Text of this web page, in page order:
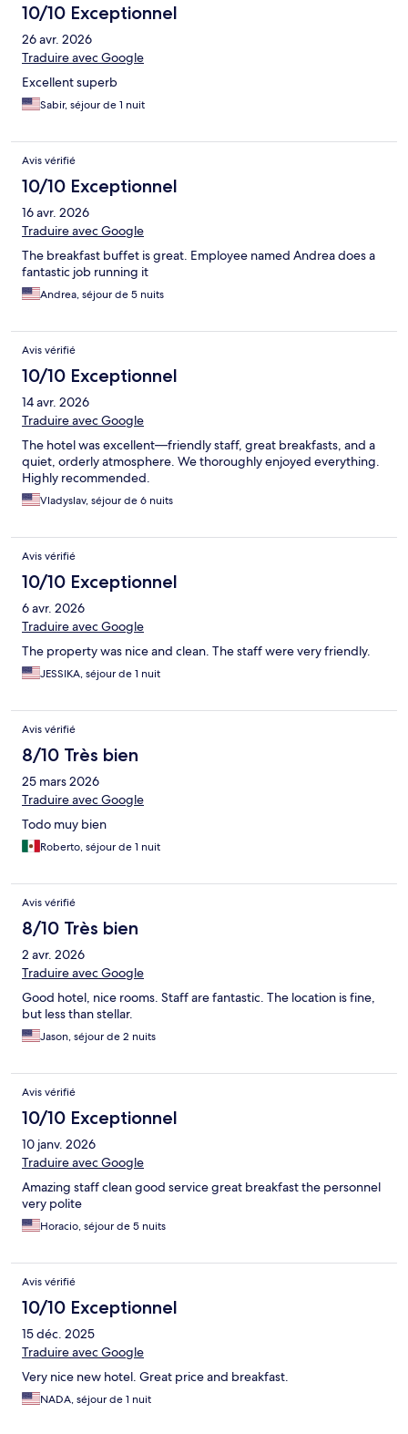
10/10 Exceptionnel
26 avr. 2026
Traduire avec Google
Excellent superb
Sabir, séjour de 1 nuit
Avis vérifié
10/10 Exceptionnel
16 avr. 2026
Traduire avec Google
The breakfast buffet is great. Employee named Andrea does a
fantastic job running it
Andrea, séjour de 5 nuits
Avis vérifié
10/10 Exceptionnel
14 avr. 2026
Traduire avec Google
The hotel was excellent—friendly staff, great breakfasts, and a
quiet, orderly atmosphere. We thoroughly enjoyed everything.
Highly recommended.
Vladyslav, séjour de 6 nuits
Avis vérifié
10/10 Exceptionnel
6 avr. 2026
Traduire avec Google
The property was nice and clean. The staff were very friendly.
JESSIKA, séjour de 1 nuit
Avis vérifié
8/10 Très bien
25 mars 2026
Traduire avec Google
Todo muy bien
Roberto, séjour de 1 nuit
Avis vérifié
8/10 Très bien
2 avr. 2026
Traduire avec Google
Good hotel, nice rooms. Staff are fantastic. The location is fine,
but less than stellar.
Jason, séjour de 2 nuits
Avis vérifié
10/10 Exceptionnel
10 janv. 2026
Traduire avec Google
Amazing staff clean good service great breakfast the personnel
very polite
Horacio, séjour de 5 nuits
Avis vérifié
10/10 Exceptionnel
15 déc. 2025
Traduire avec Google
Very nice new hotel. Great price and breakfast.
NADA, séjour de 1 nuit